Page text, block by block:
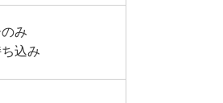
み
込み